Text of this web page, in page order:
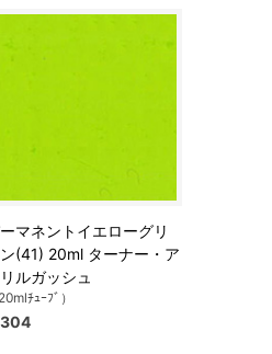
マネントイエローグリ
(41) 20ml ターナー・ア
ルガッシュ
20mlﾁｭｰﾌﾞ）
304